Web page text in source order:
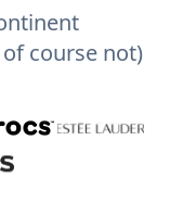
course not)